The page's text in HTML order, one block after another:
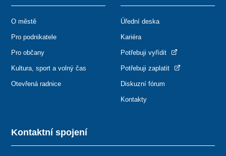
Kontaktní spojení
O městě
Pro podnikatele
Pro občany
Kultura, sport a volný čas
Otevřená radnice
Úřední deska
Kariéra
Potřebuji vyřídit
Potřebuji zaplatit
Diskuzní fórum
Kontakty